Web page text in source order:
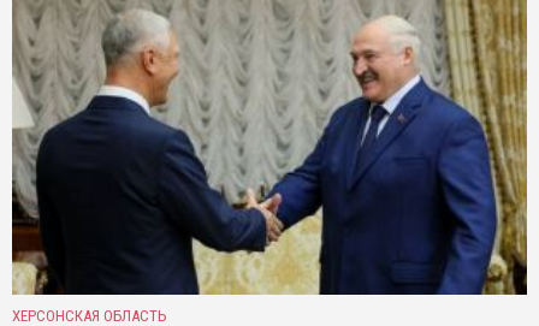
ХЕРСОНСКАЯ ОБЛАСТЬ